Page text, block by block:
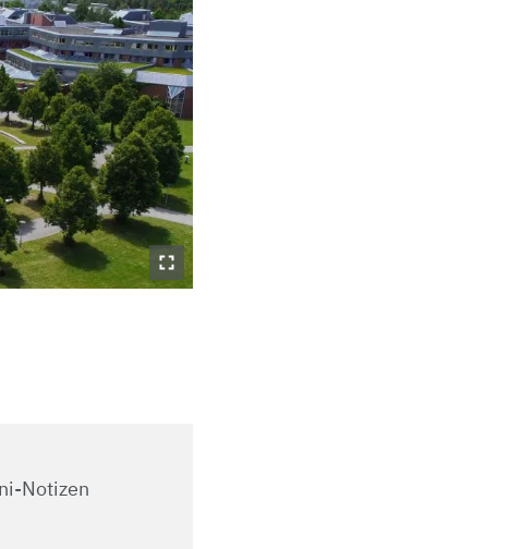
Notizen